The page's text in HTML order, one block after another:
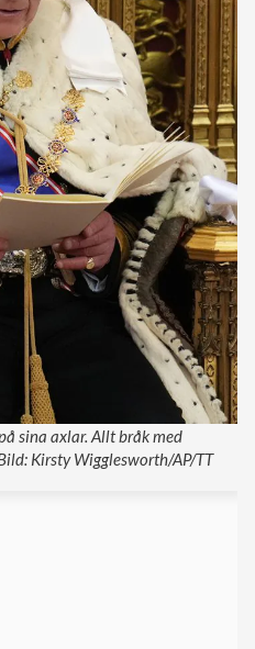
sina axlar. Allt bråk med
Kirsty Wigglesworth/AP/TT